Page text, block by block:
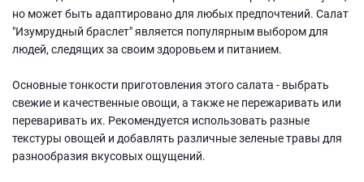
но может быть адаптировано для любых предпочтений. Салат
"Изумрудный браслет" является популярным выбором для
людей, следящих за своим здоровьем и питанием.
Основные тонкости приготовления этого салата - выбрать
свежие и качественные овощи, а также не пережаривать или
переваривать их. Рекомендуется использовать разные
текстуры овощей и добавлять различные зеленые травы для
разнообразия вкусовых ощущений.